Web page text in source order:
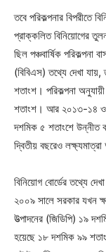
তবে পরিকল্পনার বিপরীতে
প্রাক্কলিত বিনিয়োগের
ছিল পঞ্চবার্ষিক পরিকল্পনা
(বিবিএস) তথ্যে দেখা
শতাংশ। পরিকল্পনা
শতাংশ। আর ২০১৩-১৪ ও
দশমিক ৫ শতাংশে উন্নীত
দ্বিতীয় বছরেও
বিনিয়োগ বোর্ডের তথ্যে
২০০৯ সালে সরকার যখন
উত্পাদনের (জিডিপি) ১৯
হয়েছে ১৮ দশমিক ৯৯